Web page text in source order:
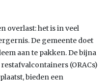
overlast: het is in veel
De gemeente doet
aan te pakken. De bijna
(ORACs)
bieden een